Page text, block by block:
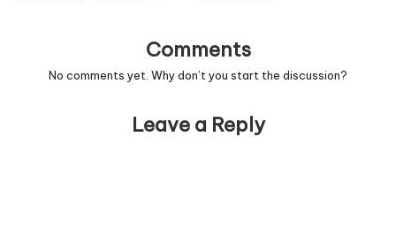
Comments
No comments yet. Why don’t you start the discussion?
Leave a Reply